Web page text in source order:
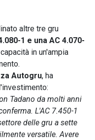
altre tre gru
1 e una AC 4.070-
in un'ampia
Autogru, ha
Tadano da molti anni
L'AC 7.450-1
delle gru a sette
versatile. Avere